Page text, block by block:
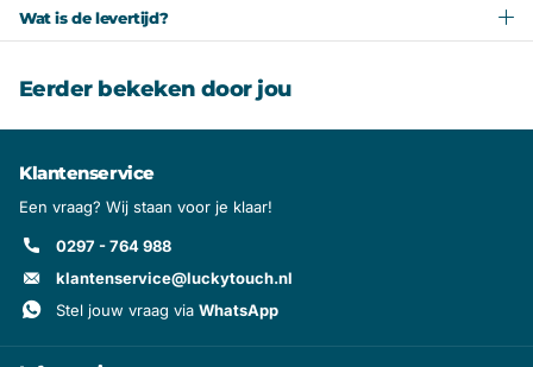
Wat is de levertijd?
Eerder bekeken door jou
Klantenservice
Een vraag? Wij staan voor je klaar!
0297 - 764 988
klantenservice@luckytouch.nl
Stel jouw vraag via WhatsApp